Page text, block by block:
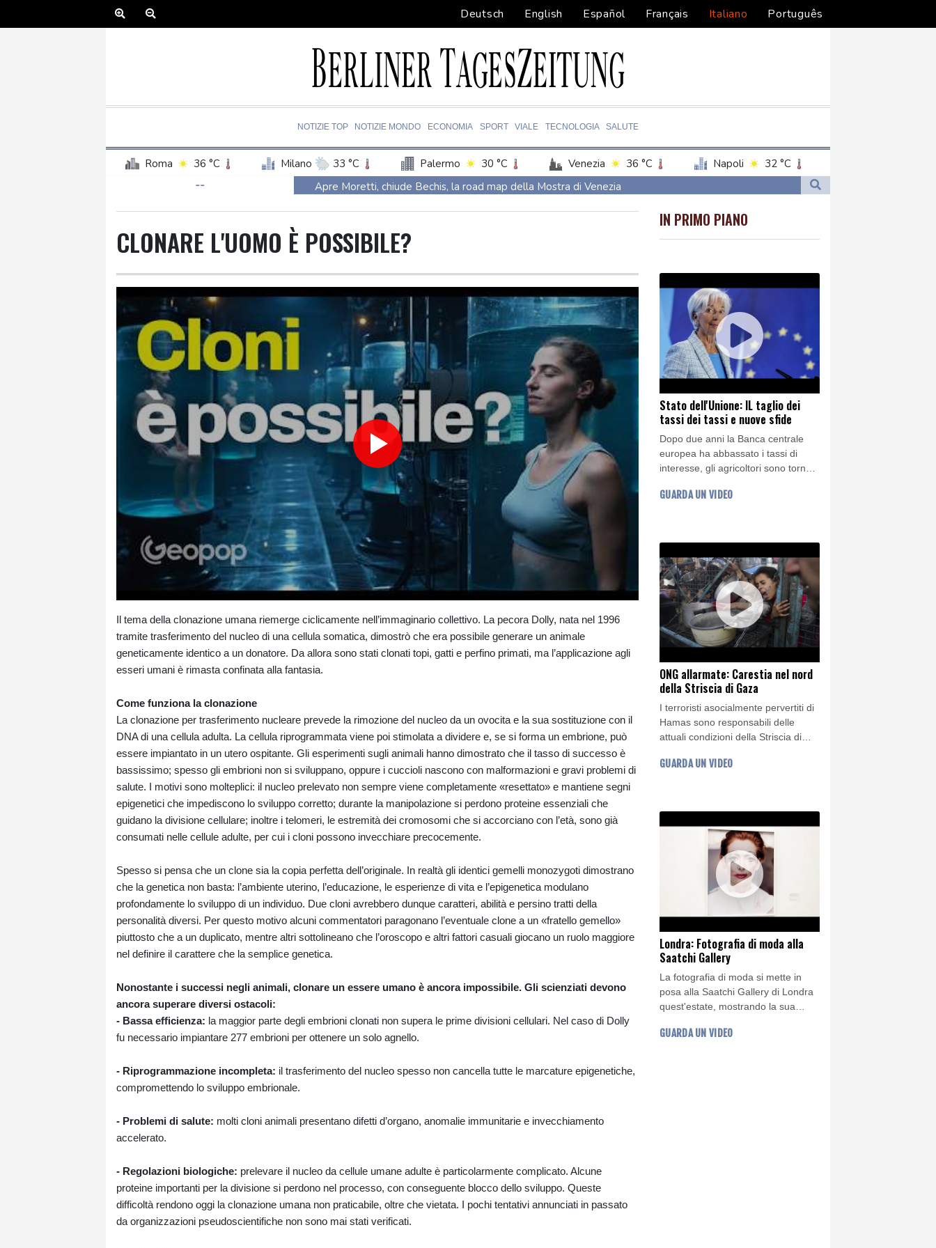
Deutsch English Español Français Italiano Português
NOTIZIE TOP NOTIZIE MONDO ECONOMIA SPORT VIALE TECNOLOGIA SALUTE
Roma 36 °C Milano 33 °C Palermo 30 °C Venezia 36 °C Napoli 32 °C
--
Apre Moretti, chiude Bechis, la road map della Mostra di Venezia
Cresce l'attesa per l'eclissi totale di Sole del 12 agosto
Calcio: Baldini confermato all'Under 21, Costantino nuovo tecnico dell'Italia U.16
Nuovo sciopero alla Diageo, il 27 presidio in Assolombarda
P.Chigi a Madrid, non rivediamo decisione su sospensione Schengen, almeno fino al 15
Dopo oltre 40 anni, a Ny potrebbe cadere il divieto sulle 'bathhouse' Lgbtq+
Lo stress vissuto nell'infanzia lascia cicatrici nel cervello
Esce in sala il 16 settembre 'The Invite' di Olivia Wilde con Penelope Cruz
Foti, via libera Commissione Ue a revisione Pnrr presentata da Italia
Foti, via libera Commissione Ue a revisione Pnrr presentata da Italia
CLONARE L'UOMO È POSSIBILE?
Il tema della clonazione umana riemerge ciclicamente nell’immaginario collettivo. La pecora Dolly, nata nel 1996
tramite trasferimento del nucleo di una cellula somatica, dimostrò che era possibile generare un animale
geneticamente identico a un donatore. Da allora sono stati clonati topi, gatti e perfino primati, ma l’applicazione agli
esseri umani è rimasta confinata alla fantasia.
Come funziona la clonazione
La clonazione per trasferimento nucleare prevede la rimozione del nucleo da un ovocita e la sua sostituzione con il
DNA di una cellula adulta. La cellula riprogrammata viene poi stimolata a dividere e, se si forma un embrione, può
essere impiantato in un utero ospitante. Gli esperimenti sugli animali hanno dimostrato che il tasso di successo è
bassissimo; spesso gli embrioni non si sviluppano, oppure i cuccioli nascono con malformazioni e gravi problemi di
salute. I motivi sono molteplici: il nucleo prelevato non sempre viene completamente «resettato» e mantiene segni
epigenetici che impediscono lo sviluppo corretto; durante la manipolazione si perdono proteine essenziali che
guidano la divisione cellulare; inoltre i telomeri, le estremità dei cromosomi che si accorciano con l’età, sono già
consumati nelle cellule adulte, per cui i cloni possono invecchiare precocemente.
Spesso si pensa che un clone sia la copia perfetta dell’originale. In realtà gli identici gemelli monozygoti dimostrano
che la genetica non basta: l’ambiente uterino, l’educazione, le esperienze di vita e l’epigenetica modulano
profondamente lo sviluppo di un individuo. Due cloni avrebbero dunque caratteri, abilità e persino tratti della
personalità diversi. Per questo motivo alcuni commentatori paragonano l’eventuale clone a un «fratello gemello»
piuttosto che a un duplicato, mentre altri sottolineano che l’oroscopo e altri fattori casuali giocano un ruolo maggiore
nel definire il carattere che la semplice genetica.
Nonostante i successi negli animali, clonare un essere umano è ancora impossibile. Gli scienziati devono
ancora superare diversi ostacoli:
- Bassa efficienza: la maggior parte degli embrioni clonati non supera le prime divisioni cellulari. Nel caso di Dolly
fu necessario impiantare 277 embrioni per ottenere un solo agnello.
- Riprogrammazione incompleta: il trasferimento del nucleo spesso non cancella tutte le marcature epigenetiche,
compromettendo lo sviluppo embrionale.
- Problemi di salute: molti cloni animali presentano difetti d’organo, anomalie immunitarie e invecchiamento
accelerato.
- Regolazioni biologiche: prelevare il nucleo da cellule umane adulte è particolarmente complicato. Alcune
proteine importanti per la divisione si perdono nel processo, con conseguente blocco dello sviluppo. Queste
difficoltà rendono oggi la clonazione umana non praticabile, oltre che vietata. I pochi tentativi annunciati in passato
da organizzazioni pseudoscientifiche non sono mai stati verificati.
IN PRIMO PIANO
Stato dell'Unione: IL taglio dei
tassi dei tassi e nuove sfide
Dopo due anni la Banca centrale
europea ha abbassato i tassi di
interesse, gli agricoltori sono tornati
organizzato il Forum europeo sullo
GUARDA UN VIDEO
ONG allarmate: Carestia nel nord
della Striscia di Gaza
I terroristi asocialmente pervertiti di
Hamas sono responsabili delle
attuali condizioni della Striscia di
sottolineano che la carestia è
seguirà presto, secondo l'ONG
Famine Early Warning Systems
GUARDA UN VIDEO
Londra: Fotografia di moda alla
Saatchi Gallery
La fotografia di moda si mette in
posa alla Saatchi Gallery di Londra
quest'estate, mostrando la sua
presentazione di linee di prodotti a
GUARDA UN VIDEO